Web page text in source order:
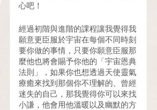
心吧！
經過初階與進階的課程讓我覺得我
願意更臣服於宇宙在每個不同時刻
要你做的事情，只要你願意臣服那
麼他也將會賜予你他的「宇宙恩典
法則」，如果你也想透過天使靈氣
療癒來找到那個你不理解的、曾經
迷失的自己，那我覺得你可以來找
小謙，他會用他溫暖以及幽默的方